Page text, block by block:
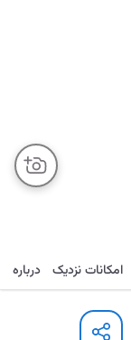
امکانات نزدیک درباره